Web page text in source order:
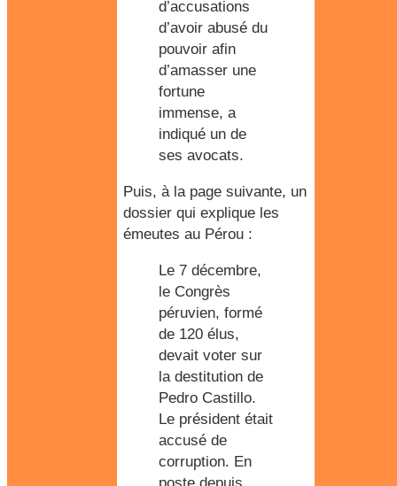
d’accusations
d’avoir abusé du
pouvoir afin
d’amasser une
fortune
immense, a
indiqué un de
ses avocats.
Puis, à la page suivante, un
dossier qui explique les
émeutes au Pérou :
Le 7 décembre,
le Congrès
péruvien, formé
de 120 élus,
devait voter sur
la destitution de
Pedro Castillo.
Le président était
accusé de
corruption. En